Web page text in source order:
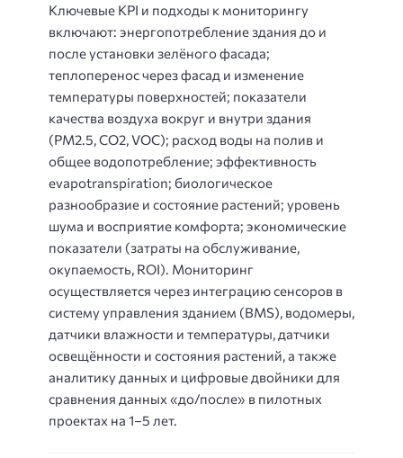
Ключевые KPI и подходы к мониторингу
включают: энергопотребление здания до и
после установки зелёного фасада;
теплоперенос через фасад и изменение
температуры поверхностей; показатели
качества воздуха вокруг и внутри здания
(PM2.5, CO2, VOC); расход воды на полив и
общее водопотребление; эффективность
evapotranspiration; биологическое
разнообразие и состояние растений; уровень
шума и восприятие комфорта; экономические
показатели (затраты на обслуживание,
окупаемость, ROI). Мониторинг
осуществляется через интеграцию сенсоров в
систему управления зданием (BMS), водомеры,
датчики влажности и температуры, датчики
освещённости и состояния растений, а также
аналитику данных и цифровые двойники для
сравнения данных «до/после» в пилотных
проектах на 1–5 лет.